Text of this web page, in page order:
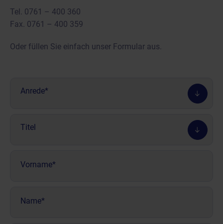
Tel. 0761 – 400 360
Fax. 0761 – 400 359
Oder füllen Sie einfach unser Formular aus.
Anrede*
Titel